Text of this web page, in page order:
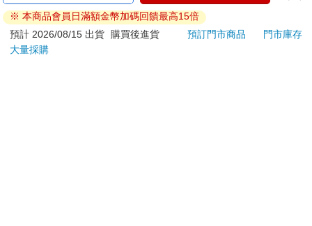
若非上列種類商品，均享有到貨7天的猶豫期（含例假
日）。
辦理退換貨時，商品（組合商品恕無法接受單獨退貨）必須
※ 本商品會員日滿額金幣加碼回饋最高15倍
預計 2026/08/15 出貨
購買後進貨 預訂門市商品
門市庫存
大量採購